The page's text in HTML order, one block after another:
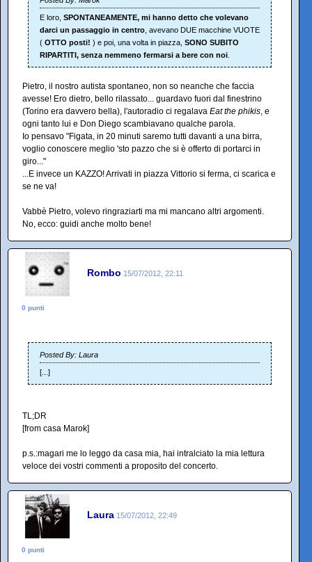
E loro, SPONTANEAMENTE, mi hanno detto che volevano
darci un passaggio in centro , avevano DUE macchine VUOTE
( OTTO posti! ) e poi, una volta in piazza, SONO SUBITO
RIPARTITI, senza nemmeno fermarsi a bere con noi
Pietro, il nostro autista spontaneo, non so neanche che faccia
avesse! Ero dietro, bello rilassato... guardavo fuori dal finestrino
(Torino era davvero bella), l'autoradio ci regalava Eat the phikis , e
ogni tanto lui e Don Diego scambiavano qualche parola.
Io pensavo "Figata, in 20 minuti saremo tutti davanti a una birra,
voglio conoscere meglio 'sto pazzo che si è offerto di portarci in
giro..."
...E invece un KAZZO! Arrivati in piazza Vittorio si ferma, ci scarica e
se ne va!
Vabbè Pietro, volevo ringraziarti ma mi mancano altri argomenti.
No, ecco: guidi anche molto bene!
Rombo 15/07/2012, 22:11
0 punti
Posted By: Laura
[...]
TL;DR
[from casa Marok]
p.s.:magari me lo leggo da casa mia, hai intralciato la mia lettura
veloce dei vostri commenti a proposito del concerto.
Laura 15/07/2012, 22:49
0 punti